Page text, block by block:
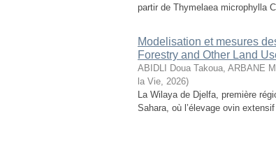
partir de Thymelaea microphylla
Modelisation et mesures
Forestry and Other Land
ABIDLI Doua Takoua, ARBANE
la Vie, 2026)
La Wilaya de Djelfa, première
Sahara, où l’élevage ovin